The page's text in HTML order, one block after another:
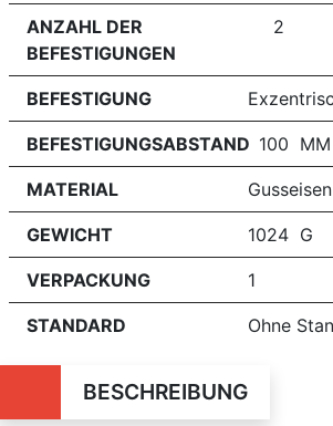
ANZAHL DER
BEFESTIGUNGEN
2
BEFESTIGUNG
BEFESTIGUNGSABSTAND 100 MM
MATERIAL Gusseisen
GEWICHT 1024 G
VERPACKUNG 1
STANDARD Ohne
BESCHREIBUNG